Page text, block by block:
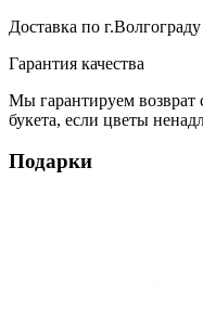
Доставка по г.Волгограду
Гарантия качества
Мы гарантируем возврат
букета, если цветы
Подарки